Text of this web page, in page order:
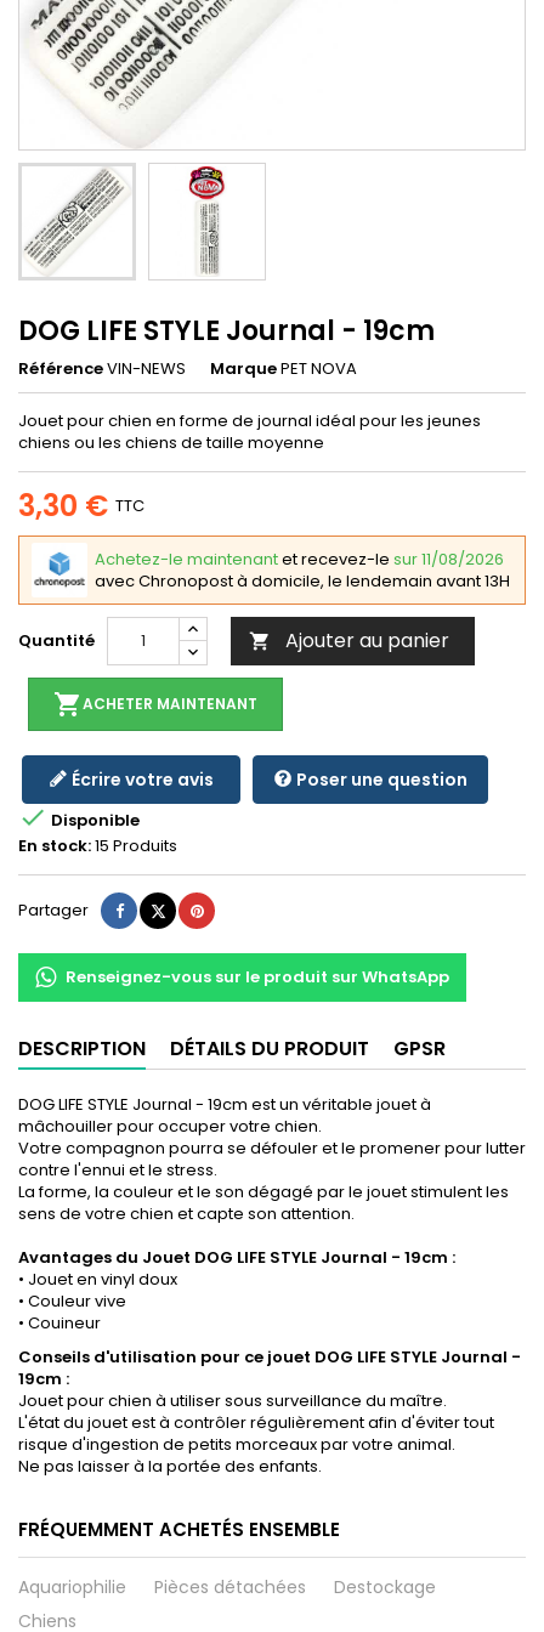
DOG LIFE STYLE Journal - 19cm
RéférenceVIN-NEWS MarquePET NOVA
Jouet pour chien en forme de journal idéal pour les jeunes
chiens ou les chiens de taille moyenne
3,30 € TTC
Achetez-le maintenantet recevez-le sur 11/08/2026
avec Chronopost à domicile, le lendemain avant 13H
Quantité  Ajouter au panier
shopping_cartACHETER MAINTENANT
Écrire votre avis Poser une question
 Disponible
En stock:15 Produits
Partager Partager
TweetPinterest
Renseignez-vous sur le produit sur WhatsApp
DESCRIPTION DÉTAILS DU PRODUIT GPSR
DOG LIFE STYLE Journal - 19cm est un véritable jouet à
mâchouiller pour occuper votre chien.
Votre compagnon pourra se défouler et le promener pour lutter
contre l'ennui et le stress.
La forme, la couleur et le son dégagé par le jouet stimulent les
sens de votre chien et capte son attention.
Avantages du Jouet DOG LIFE STYLE Journal - 19cm :
• Jouet en vinyl doux
• Couleur vive
• Couineur
Conseils d'utilisation pour ce jouet DOG LIFE STYLE Journal -
19cm :
Jouet pour chien à utiliser sous surveillance du maître.
L'état du jouet est à contrôler régulièrement afin d'éviter tout
risque d'ingestion de petits morceaux par votre animal.
Ne pas laisser à la portée des enfants.
FRÉQUEMMENT ACHETÉS ENSEMBLE
Aquariophilie Pièces détachées
Destockage
Chiens